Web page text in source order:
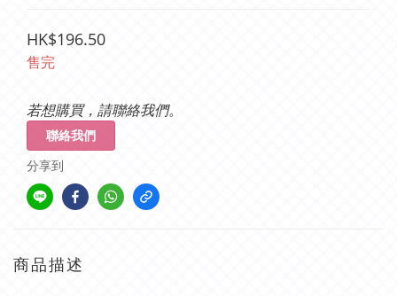
HK$196.50
售完
若想購買，請聯絡我們。
聯絡我們
分享到
商品描述